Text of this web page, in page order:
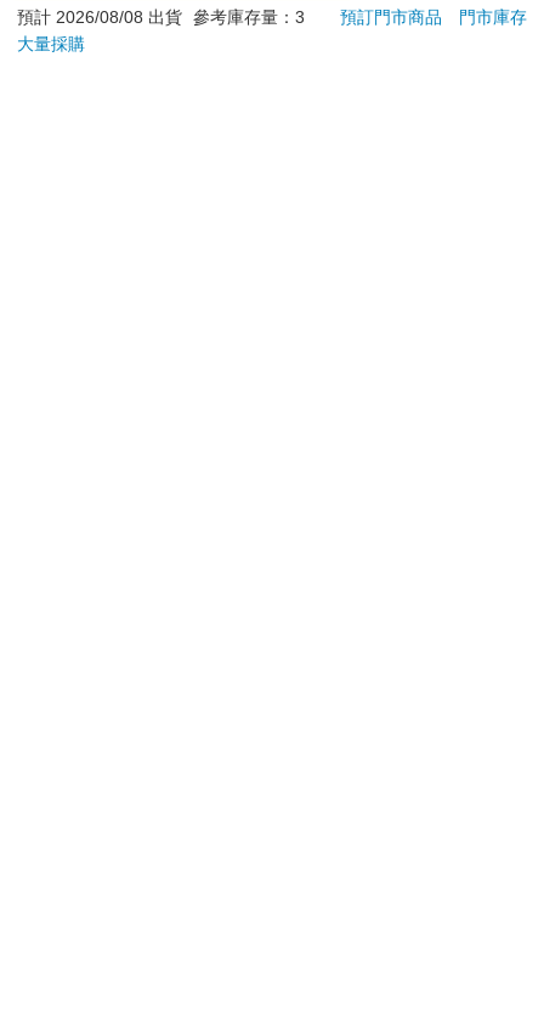
退換貨須知：
**提醒您，鑑賞期不等於試用期，退回商品須為全新狀態**
預計 2026/08/08 出貨 參考庫存量：3 預訂門市商品
門市庫存
大量採購